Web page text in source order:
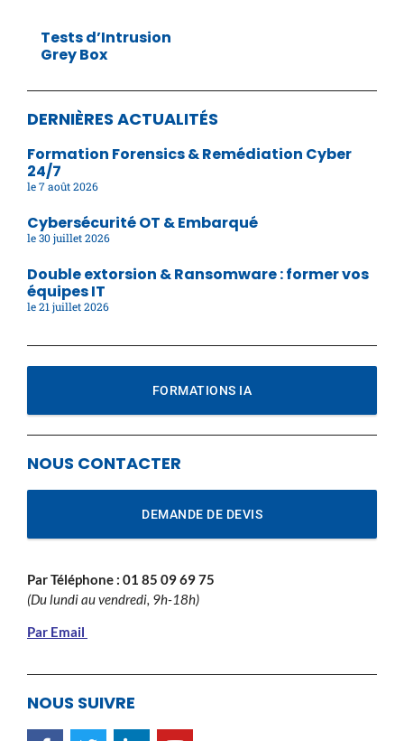
Tests d’Intrusion
Grey Box
DERNIÈRES ACTUALITÉS
Formation Forensics & Remédiation Cyber
24/7
7 août 2026
Cybersécurité OT & Embarqué
30 juillet 2026
Double extorsion & Ransomware : former vos
équipes IT
21 juillet 2026
FORMATIONS IA
NOUS CONTACTER
DEMANDE DE DEVIS
Par Téléphone : 01 85 09 69 75
(Du lundi au vendredi, 9h-18h)
Par Email
NOUS SUIVRE